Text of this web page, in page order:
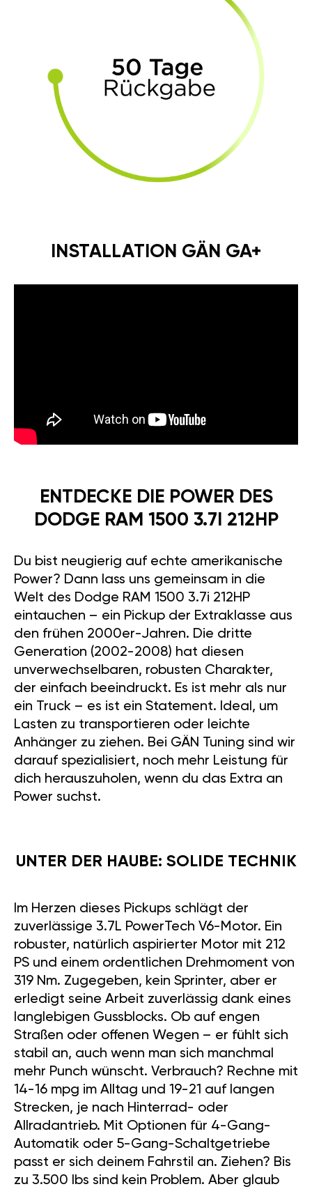
INSTALLATION GÄN GA+
ENTDECKE DIE POWER DES
DODGE RAM 1500 3.7I 212HP
Du bist neugierig auf echte amerikanische
Power? Dann lass uns gemeinsam in die
Welt des Dodge RAM 1500 3.7i 212HP
eintauchen – ein Pickup der Extraklasse aus
den frühen 2000er-Jahren. Die dritte
Generation (2002-2008) hat diesen
unverwechselbaren, robusten Charakter,
der einfach beeindruckt. Es ist mehr als nur
ein Truck – es ist ein Statement. Ideal, um
Lasten zu transportieren oder leichte
Anhänger zu ziehen. Bei GÄN Tuning sind wir
darauf spezialisiert, noch mehr Leistung für
dich herauszuholen, wenn du das Extra an
Power suchst.
UNTER DER HAUBE: SOLIDE TECHNIK
Im Herzen dieses Pickups schlägt der
zuverlässige 3.7L PowerTech V6-Motor. Ein
robuster, natürlich aspirierter Motor mit 212
PS und einem ordentlichen Drehmoment von
319 Nm. Zugegeben, kein Sprinter, aber er
erledigt seine Arbeit zuverlässig dank eines
langlebigen Gussblocks. Ob auf engen
Straßen oder offenen Wegen – er fühlt sich
stabil an, auch wenn man sich manchmal
mehr Punch wünscht. Verbrauch? Rechne mit
14-16 mpg im Alltag und 19-21 auf langen
Strecken, je nach Hinterrad- oder
Allradantrieb. Mit Optionen für 4-Gang-
Automatik oder 5-Gang-Schaltgetriebe
passt er sich deinem Fahrstil an. Ziehen? Bis
zu 3.500 lbs sind kein Problem. Aber glaub